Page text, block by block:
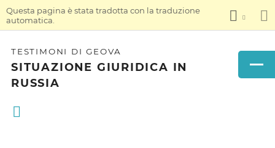
Questa pagina è stata tradotta con la traduzione
automatica.
TESTIMONI DI GEOVA
SITUAZIONE GIURIDICA IN
RUSSIA